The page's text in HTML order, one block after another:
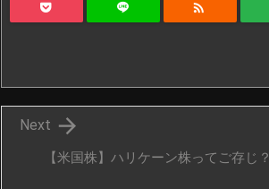

【米国株】ハリケーン株ってご存じ？

Next